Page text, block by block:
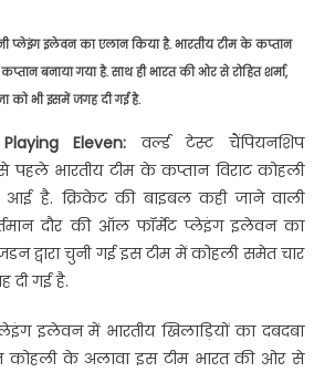
प्लेइंग इलेवन का एलान किया है. भारतीय टीम के कप्तान
बनाया गया है. साथ ही भारत की ओर से रोहित शर्मा,
को भी इसमें जगह दी गई है.
Eleven: वर्ल्ड टेस्ट चैंपियनशिप
भारतीय टीम के कप्तान विराट कोहली
है. क्रिकेट की बाइबल कही जाने वाली
दौर की ऑल फॉर्मेट प्लेइंग इलेवन का
द्वारा चुनी गई इस टीम में कोहली समेत चार
दी गई है.
इलेवन में भारतीय खिलाड़ियों का दबदबा
कोहली के अलावा इस टीम भारत की ओर से